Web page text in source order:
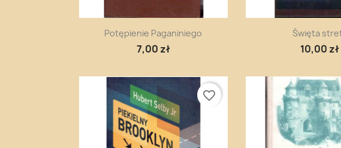
Szybki podgląd
Potępienie Paganiniego
7,00 zł
Szybki
Święta
10,00 zł
favorite_border